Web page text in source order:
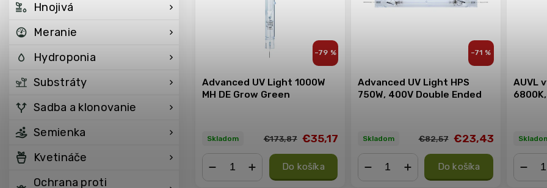
Hnojivá
Meranie
Hydroponia
Substráty
Sadba a klonovanie
Semienka
Kvetináče
Ochrana proti
–79 %
Advanced UV Light 1000W
MH DE Grow Green
Skladom €173,87 €35,17
Do košíka
–71 %
Advanced UV Light HPS
750W, 400V Double Ended
Skladom €82,57 €23,43
Do košíka
AUVL